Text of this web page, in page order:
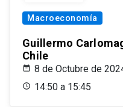
Macroeconomía
Guillermo
Chile
8 de Octubre de
14:50 a 15:45